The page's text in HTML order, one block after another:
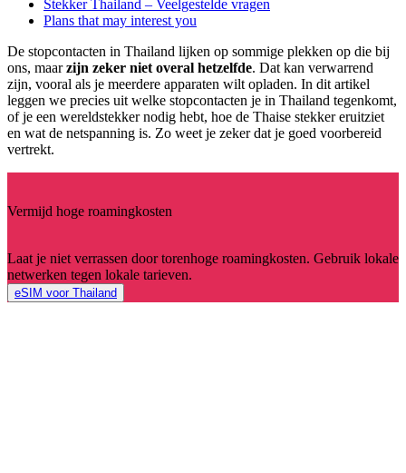
Stekker Thailand – Veelgestelde vragen
Plans that may interest you
De stopcontacten in Thailand lijken op sommige plekken op die bij
ons, maarzijn zeker niet overal hetzelfde. Dat kan verwarrend
zijn, vooral als je meerdere apparaten wilt opladen. In dit artikel
leggen we precies uit welke stopcontacten je in Thailand tegenkomt,
of je een wereldstekker nodig hebt, hoe de Thaise stekker eruitziet
en wat de netspanning is. Zo weet je zeker dat je goed voorbereid
vertrekt.
Vermijd hoge roamingkosten
Laat je niet verrassen door torenhoge roamingkosten. Gebruik lokale
netwerken tegen lokale tarieven.
eSIM voor Thailand